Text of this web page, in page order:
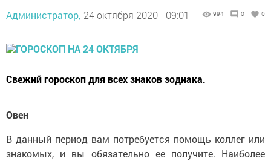
Администратор, 24 октября 2020 - 09:01 994 0 0
Свежий гороскоп для всех знаков зодиака.
Овен
В данный период вам потребуется помощь коллег или
знакомых, и вы обязательно ее получите. Наиболее